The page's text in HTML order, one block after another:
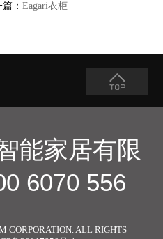
：Eagari衣柜
能家居有限
6070 556
CORPORATION. ALL RIGHTS